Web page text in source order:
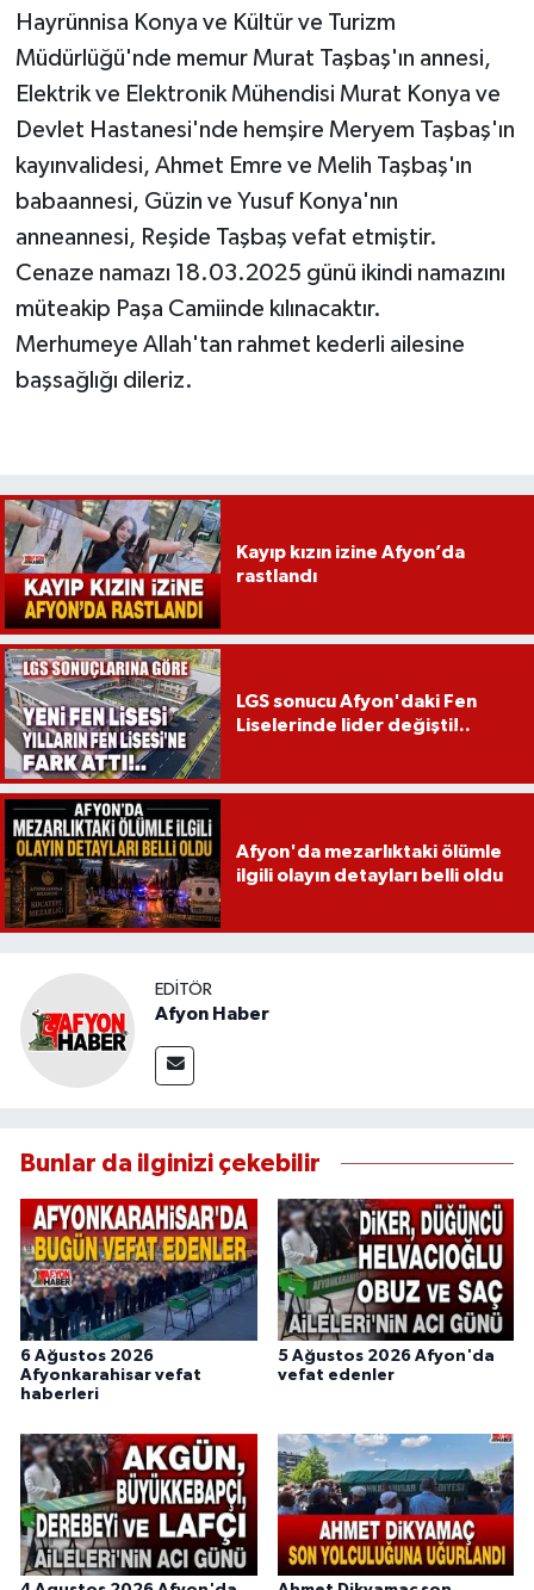
Hayrünnisa Konya ve Kültür ve Turizm
Müdürlüğü'nde memur Murat Taşbaş'ın annesi,
Elektrik ve Elektronik Mühendisi Murat Konya ve
Devlet Hastanesi'nde hemşire Meryem Taşbaş'ın
kayınvalidesi, Ahmet Emre ve Melih Taşbaş'ın
babaannesi, Güzin ve Yusuf Konya'nın
anneannesi, Reşide Taşbaş vefat etmiştir.
Cenaze namazı 18.03.2025 günü ikindi namazını
müteakip Paşa Camiinde kılınacaktır.
Merhumeye Allah'tan rahmet kederli ailesine
başsağlığı dileriz.
Kayıp kızın izine Afyon’da
rastlandı
LGS sonucu Afyon'daki Fen
Liselerinde lider değişti!..
Afyon'da mezarlıktaki ölümle
ilgili olayın detayları belli oldu
EDITÖR
Afyon Haber
Bunlar da ilginizi çekebilir
6 Ağustos 2026
Afyonkarahisar vefat
haberleri
5 Ağustos 2026 Afyon'da
vefat edenler